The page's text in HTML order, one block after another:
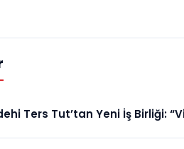
Ters Tut’tan Yeni İş Birliği: